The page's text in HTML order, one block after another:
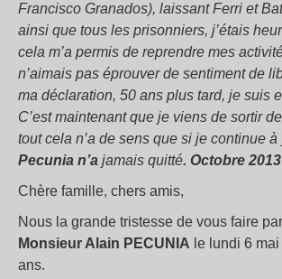
Francisco Granados), laissant Ferri et
ainsi que tous les prisonniers, j’étais
cela m’a permis de reprendre mes
n’aimais pas éprouver de sentiment de
ma déclaration, 50 ans plus tard, je suis
C’est maintenant que je viens de sortir
tout cela n’a de sens que si je continue à
Pecunia n’a jamais quitté. Octobre 2013
Chère famille, chers amis,
Nous la grande tristesse de vous faire
Monsieur Alain PECUNIA le lundi 6
ans.